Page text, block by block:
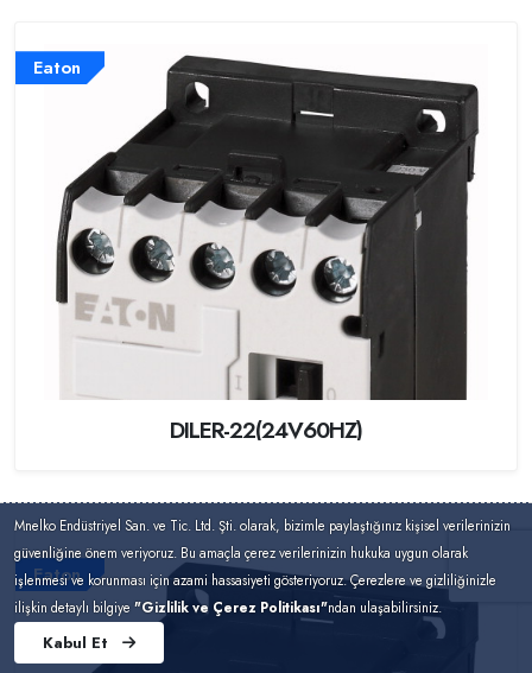
Eaton
DILER-22(24V60HZ)
Eaton
Mnelko Endüstriyel San. ve Tic. Ltd. Şti. olarak, bizimle paylaştığınız kişisel verilerinizin
güvenliğine önem veriyoruz. Bu amaçla çerez verilerinizin hukuka uygun olarak
işlenmesi ve korunması için azami hassasiyeti gösteriyoruz. Çerezlere ve gizliliğinizle
ilişkin detaylı bilgiye "Gizlilik ve Çerez Politikası"ndan ulaşabilirsiniz.
Kabul Et